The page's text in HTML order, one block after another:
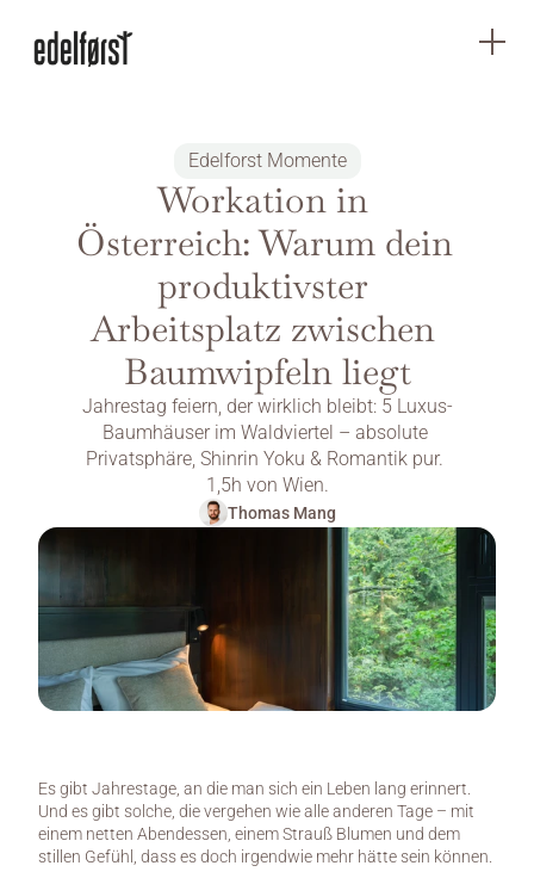
Edelforst Momente
Workation in
Österreich: Warum dein
produktivster
Arbeitsplatz zwischen
Baumwipfeln liegt
Jahrestag feiern, der wirklich bleibt: 5 Luxus-
Baumhäuser im Waldviertel – absolute
Privatsphäre, Shinrin Yoku & Romantik pur.
1,5h von Wien.
Thomas Mang
Es gibt Jahrestage, an die man sich ein Leben lang erinnert.
Und es gibt solche, die vergehen wie alle anderen Tage – mit
einem netten Abendessen, einem Strauß Blumen und dem
stillen Gefühl, dass es doch irgendwie mehr hätte sein können.